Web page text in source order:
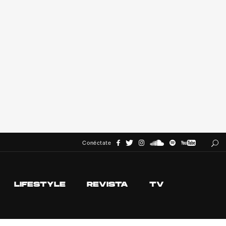
Conéctate
LIFESTYLE REVISTA TV